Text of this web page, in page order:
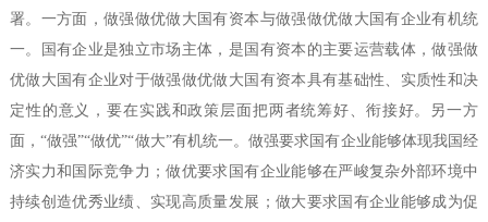
署。一方面，做强做优做大国有资本与做强做优做大国有企业有机统
一。国有企业是独立市场主体，是国有资本的主要运营载体，做强做
优做大国有企业对于做强做优做大国有资本具有基础性、实质性和决
定性的意义，要在实践和政策层面把两者统筹好、衔接好。另一方
面，“做强”“做优”“做大”有机统一。做强要求国有企业能够体现我国经
济实力和国际竞争力；做优要求国有企业能够在严峻复杂外部环境中
持续创造优秀业绩、实现高质量发展；做大要求国有企业能够成为促